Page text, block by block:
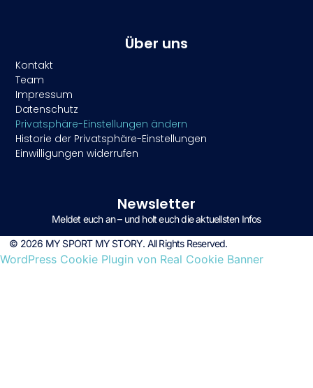
Über uns
Kontakt
Team
Impressum
Datenschutz
Privatsphäre-Einstellungen ändern
Historie der Privatsphäre-Einstellungen
Einwilligungen widerrufen
Newsletter
Meldet euch an – und holt euch die aktuellsten Infos
© 2026 MY SPORT MY STORY. All Rights Reserved.
WordPress Cookie Plugin von Real Cookie Banner